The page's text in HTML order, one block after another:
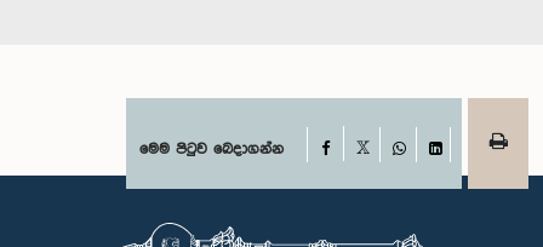
මෙම පිටුව බෙදාගන්න Facebook
WhatsAppLinkedIn